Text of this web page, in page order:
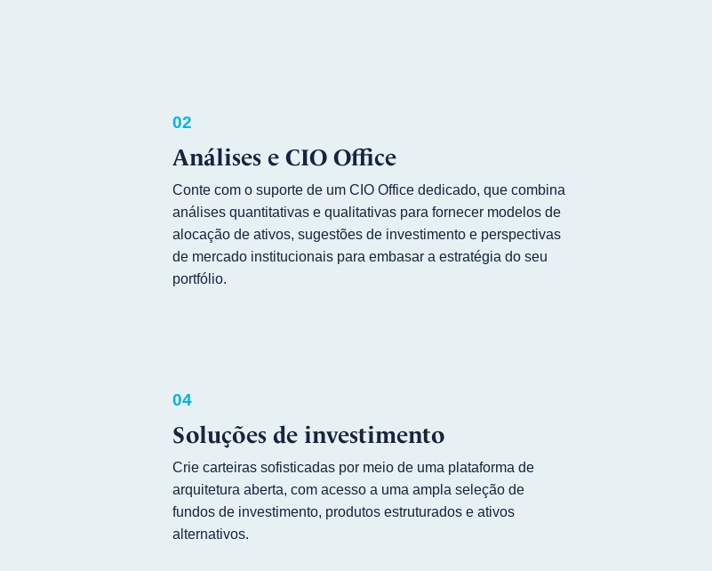
02
Análises e CIO Office
Conte com o suporte de um CIO Office dedicado, que combina
análises quantitativas e qualitativas para fornecer modelos de
alocação de ativos, sugestões de investimento e perspectivas
de mercado institucionais para embasar a estratégia do seu
portfólio.
04
Soluções de investimento
Crie carteiras sofisticadas por meio de uma plataforma de
arquitetura aberta, com acesso a uma ampla seleção de
fundos de investimento, produtos estruturados e ativos
alternativos.